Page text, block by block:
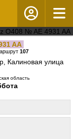
AA
107
Калиновая улица
область